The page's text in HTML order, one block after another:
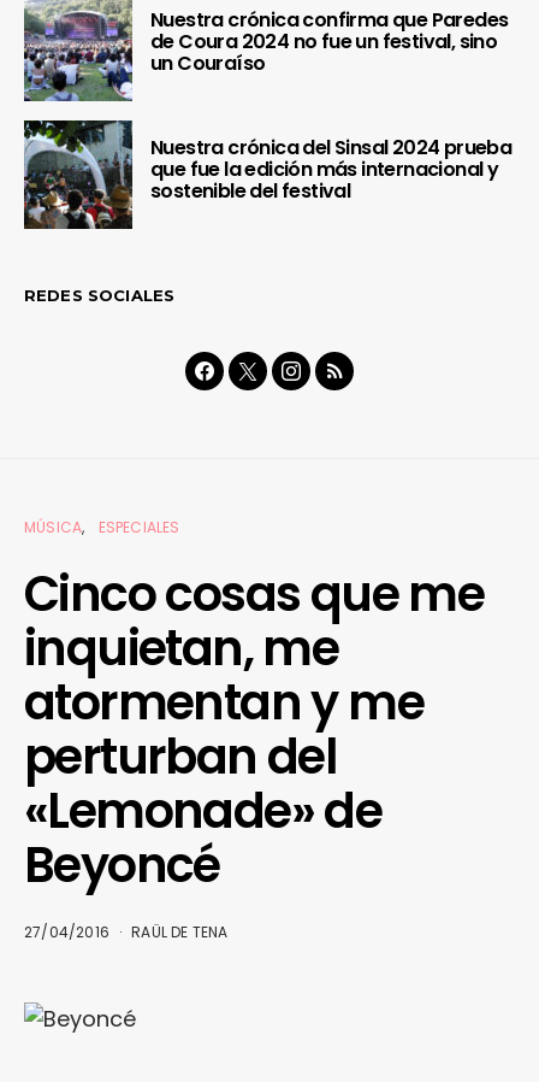
Nuestra crónica confirma que Paredes
de Coura 2024 no fue un festival, sino
un Couraíso
Nuestra crónica del Sinsal 2024 prueba
que fue la edición más internacional y
sostenible del festival
REDES SOCIALES
MÚSICA ESPECIALES
Cinco cosas que me
inquietan, me
atormentan y me
perturban del
«Lemonade» de
Beyoncé
27/04/2016 RAÜL DE TENA